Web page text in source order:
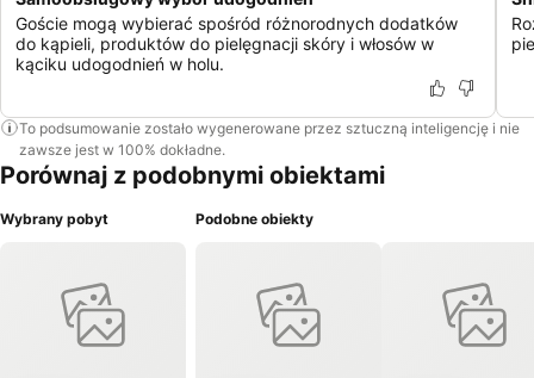
Goście mogą wybierać spośród różnorodnych dodatków
do kąpieli, produktów do pielęgnacji skóry i włosów w
kąciku udogodnień w holu.
To podsumowanie zostało wygenerowane przez sztuczną inteligencję i nie
zawsze jest w 100% dokładne.
Porównaj z podobnymi obiektami
Wybrany pobyt Podobne obiekty